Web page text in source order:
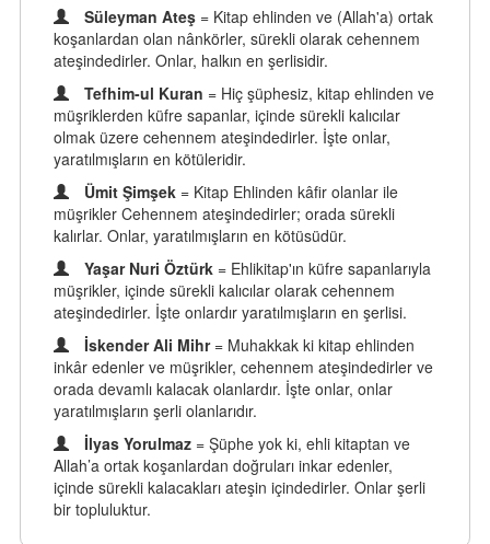
Süleyman Ateş = Kitap ehlinden ve (Allah'a) ortak
koşanlardan olan nânkörler, sürekli olarak cehennem
ateşindedirler. Onlar, halkın en şerlisidir.
Tefhim-ul Kuran = Hiç şüphesiz, kitap ehlinden ve
müşriklerden küfre sapanlar, içinde sürekli kalıcılar
olmak üzere cehennem ateşindedirler. İşte onlar,
yaratılmışların en kötüleridir.
Ümit Şimşek = Kitap Ehlinden kâfir olanlar ile
müşrikler Cehennem ateşindedirler; orada sürekli
kalırlar. Onlar, yaratılmışların en kötüsüdür.
Yaşar Nuri Öztürk = Ehlikitap'ın küfre sapanlarıyla
müşrikler, içinde sürekli kalıcılar olarak cehennem
ateşindedirler. İşte onlardır yaratılmışların en şerlisi.
İskender Ali Mihr = Muhakkak ki kitap ehlinden
inkâr edenler ve müşrikler, cehennem ateşindedirler ve
orada devamlı kalacak olanlardır. İşte onlar, onlar
yaratılmışların şerli olanlarıdır.
İlyas Yorulmaz = Şüphe yok ki, ehli kitaptan ve
Allah’a ortak koşanlardan doğruları inkar edenler,
içinde sürekli kalacakları ateşin içindedirler. Onlar şerli
bir topluluktur.